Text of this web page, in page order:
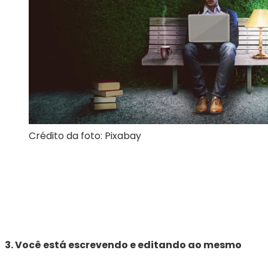
Crédito da foto: Pixabay
3. Você está escrevendo e editando ao mesmo